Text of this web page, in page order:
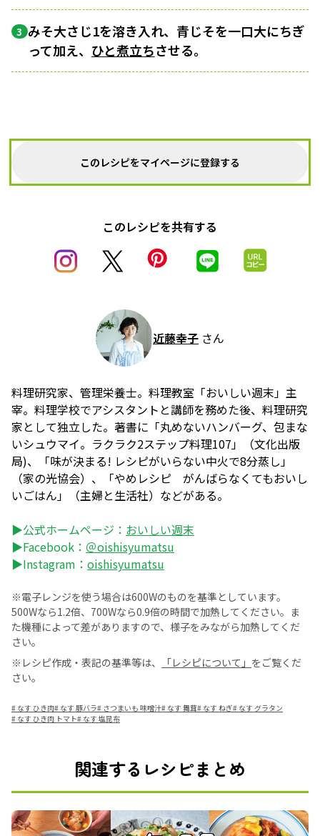
3 みそ大さじ1を溶き入れ、青じそを一口大にちぎ
って加え、 ひと煮立ちさせる。
このレシピをマイページに登録する
このレシピを共有する
近藤幸子 さん
料理研究家、管理栄養士。料理教室「おいしい週末」主
宰。料理学校でアシスタントと講師を務めた後、料理研究
家として独立した。著書に「丸めないハンバーグ、包まな
いシュウマイ。ラクラク2ステップ料理107」（文化出版
局)、「味が決まる! レシピがいらない中火で8分蒸し」
（家の光協会）、「やめレシピ がんばらなくてもおいし
いごはん」（主婦と生活社）などがある。
▶公式ホームページ： おいしい週末
▶Facebook： ＠oishisyumatsu
▶Instagram： oishisyumatsu
※電子レンジを使う場合は600Wのものを基準としています。
500Wなら1.2倍、700Wなら0.9倍の時間で加熱してください。ま
た機種によって差がありますので、様子をみながら加熱してくだ
さい。
※レシピ作成・表記の基準等は、
「レシピについて」 をご覧くだ
さい。
# なす ひき肉# なす 豚バラ# さつまいも 味噌汁# なす 舞茸# なす ねぎ# なす グラタン
# なす ひき肉 トマト# なす 塩昆布
関連するレシピまとめ